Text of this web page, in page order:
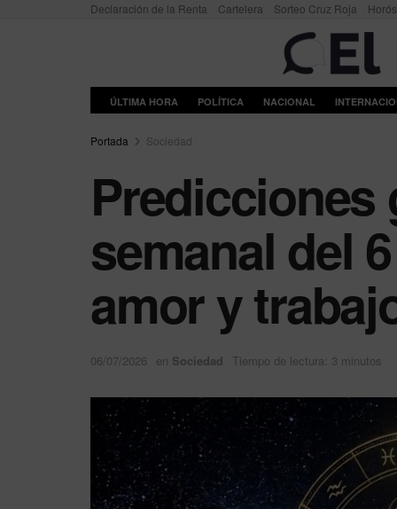
Declaración de la Renta Cartelera Sorteo Cruz Roja
ÚLTIMA HORA POLÍTICA NACIONAL
Portada Sociedad
semanal del
amor y
06/07/2026 en Sociedad Tiempo de lectura: 3 minutos